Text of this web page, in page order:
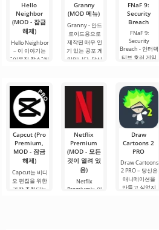
Hello
Neighbor
(MOD - 잠금
해제)
Hello Neighbor
– 이 이야기는
"이웃집 찰스"에
픽으로 안드로
이드 장치용으
로 제작되었습
니다. 여기서 당
신은 이웃과의
복잡한 상황을
Granny
(MOD 메뉴)
Granny - 안드
로이드용으로
제작된 매우 인
기 있는 공포 게
임입니다. 당신
서 깨어난다고
상상해 보세요.
머리가 지끈거
리고.
FNaF 9:
Security
Breach
FNaF 9:
Security
Breach - 인터랙
티브 호러 게임
내는 특징이 있
습니다. 이 게임
은 애니마트로
닉과 함께하는
유명 게임
Capcut (Pro
Premium,
MOD - 잠금
해제)
Capcut는 비디
오 편집을 위한
가장 추천되는
Netflix
Premium
(MOD - 모든
것이 열려 있
음)
Netflix
Premium는 안
Draw
Cartoons 2
PRO
Draw Cartoons
2 PRO – 당신은
애니메이션을
만들고 싶었지